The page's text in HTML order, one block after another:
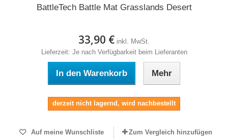
BattleTech Battle Mat Grasslands Desert
33,90 € inkl. MwSt.
Lieferzeit: Je nach Verfügbarkeit beim Lieferanten
In den Warenkorb Mehr
derzeit nicht lagernd, wird nachbestellt
Auf meine Wunschliste Zum Vergleich hinzufügen